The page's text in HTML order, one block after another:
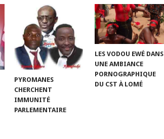
PYROMANES
CHERCHENT
IMMUNITÉ
PARLEMENTAIRE
LES VODOU EWÉ DANS
UNE AMBIANCE
PORNOGRAPHIQUE
DU CST À LOMÉ